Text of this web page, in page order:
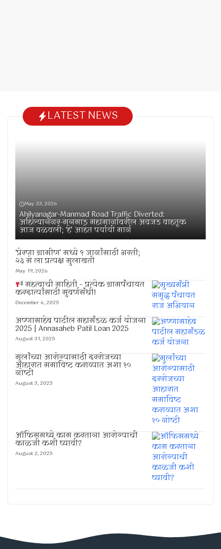
LATEST NEWS
May 23, 2026
Ahilyanagar-Manmad Road Traffic Diverted:
अहिल्यानगर-मनमाड महामार्गावरील अवजड वाहतूक
आज वळवली; ‘हे’ आहेत पर्यायी मार्ग
‘प्रेरणा ग्रामीण’ मध्ये ९ जागांसाठी भरती;
२३ मे ला प्रत्यक्ष मुलाखती
May 19, 2026
महत्वाची माहिती – प्रत्येक ग्रामपंचायत
करदात्यांसाठी सुवर्णसंधी!
December 6, 2025
अण्णासाहेब पाटील महामंडळ कर्ज योजना
2025 | Annasaheb Patil Loan 2025
August 31, 2025
मुलांच्या आरोग्यासाठी दररोजच्या
आहारात समाविष्ट कराव्यात अशा १०
गोष्टी
August 3, 2025
ऑफिसमध्ये काम करताना आरोग्याची
काळजी कशी घ्यावी?
August 2, 2025